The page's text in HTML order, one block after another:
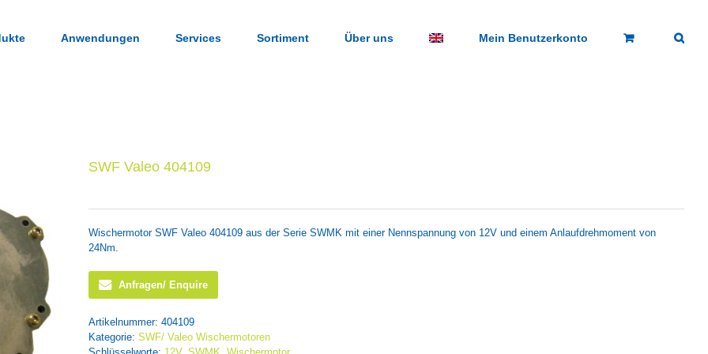
Anwendungen Services Sortiment Über uns Mein Benutzerkonto
SWF Valeo 404109
Wischermotor SWF Valeo 404109 aus der Serie SWMK mit einer Nennspannung von 12V und einem Anlaufdrehmoment von
24Nm.
Anfragen/ Enquire
Artikelnummer: 404109
Kategorie: SWF/ Valeo Wischermotoren